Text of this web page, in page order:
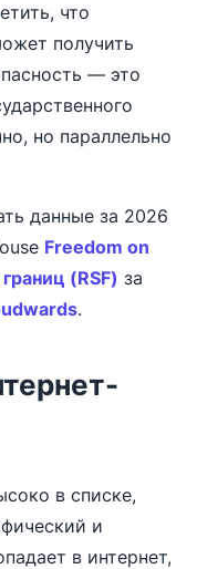
что
получить
— это
но параллельно
данные за 2026
Freedom on
(RSF) за
.
в списке,
и
в интернет,